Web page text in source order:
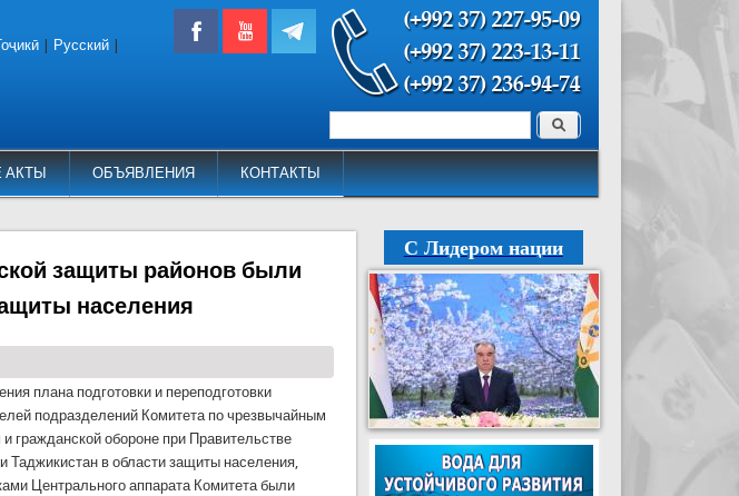
АКТЫ ОБЪЯВЛЕНИЯ КОНТАКТЫ
Форма поиска Поиск
Русский
защиты районов были
населения
плана подготовки и переподготовки
подразделений Комитета по чрезвычайным
и гражданской обороне при Правительстве
Таджикистан в области защиты населения,
Центрального аппарата Комитета были
С Лидером нации